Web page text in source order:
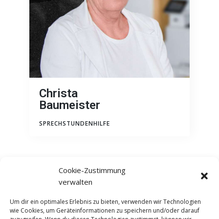
Cookie-Zustimmung
verwalten
Um dir ein optimales Erlebnis zu bieten, verwenden wir Technologien
wie Cookies, um Geräteinformationen zu speichern und/oder darauf
Christa
Baumeister
SPRECHSTUNDENHILFE